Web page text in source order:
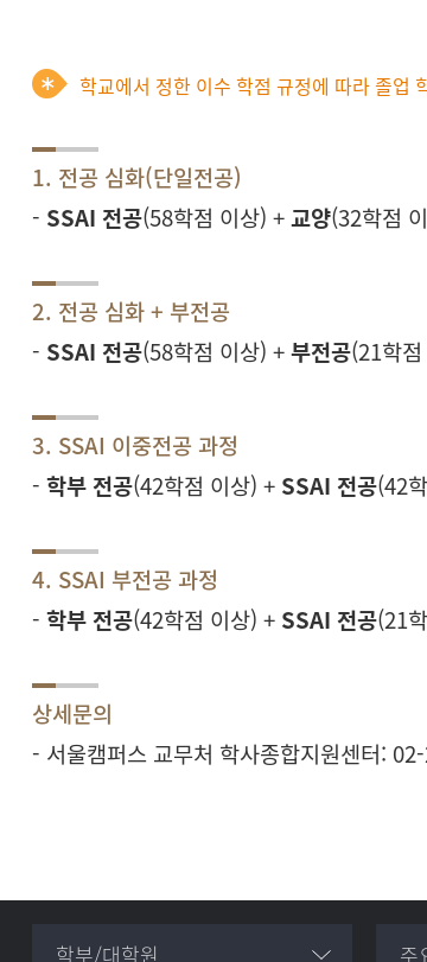
학교에서 정한 이수 학점 규정에 따라 졸업
1. 전공 심화(단일전공)
- SSAI 전공(58학점 이상) +교양(32학점
2. 전공 심화 + 부전공
- SSAI 전공(58학점 이상) +부전공(21학
3. SSAI 이중전공 과정
- 학부 전공(42학점 이상) + SSAI 전공(42
4. SSAI 부전공 과정
- 학부 전공(42학점 이상) + SSAI 전공(21
상세문의
- 서울캠퍼스 교무처 학사종합지원센터:
학부/대학원 주